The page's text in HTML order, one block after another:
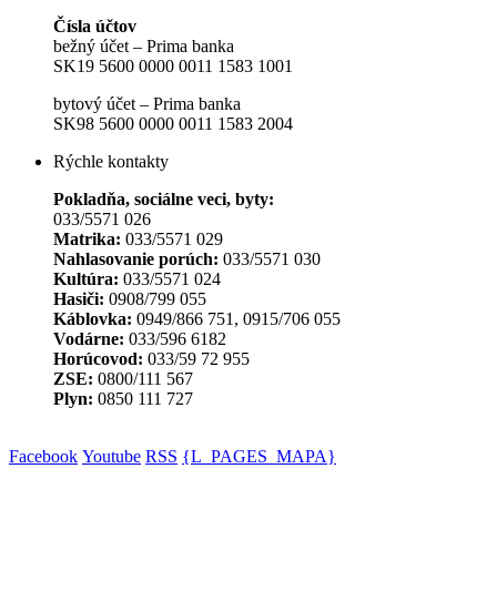
Čísla účtov
bežný účet – Prima banka
SK19 5600 0000 0011 1583 1001
bytový účet – Prima banka
SK98 5600 0000 0011 1583 2004
Rýchle kontakty
Pokladňa, sociálne veci, byty:
033/5571 026
Matrika: 033/5571 029
Nahlasovanie porúch: 033/5571 030
Kultúra: 033/5571 024
Hasiči: 0908/799 055
Káblovka: 0949/866 751, 0915/706 055
Vodárne: 033/596 6182
Horúcovod: 033/59 72 955
ZSE: 0800/111 567
Plyn: 0850 111 727
Facebook Youtube RSS {L_PAGES_MAPA}